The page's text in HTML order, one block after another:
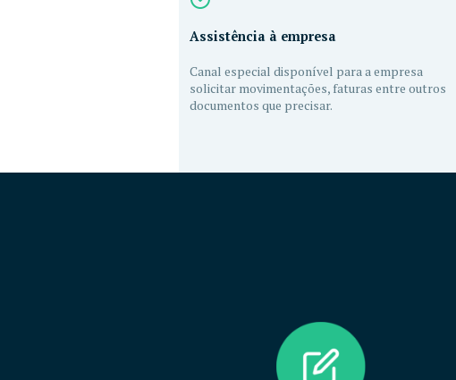
Assistência à empresa
Canal especial disponível para a empresa
solicitar movimentações, faturas entre outros
documentos que precisar.